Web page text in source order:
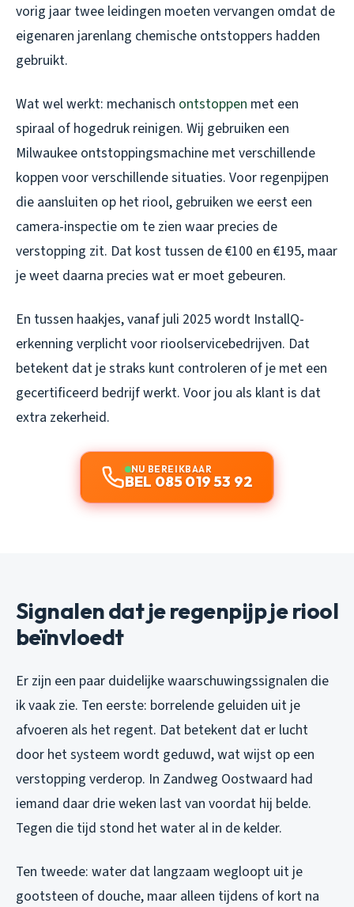
vorig jaar twee leidingen moeten vervangen omdat de
eigenaren jarenlang chemische ontstoppers hadden
gebruikt.
Wat wel werkt: mechanisch ontstoppen met een
spiraal of hogedruk reinigen. Wij gebruiken een
Milwaukee ontstoppingsmachine met verschillende
koppen voor verschillende situaties. Voor regenpijpen
die aansluiten op het riool, gebruiken we eerst een
camera-inspectie om te zien waar precies de
verstopping zit. Dat kost tussen de €100 en €195, maar
je weet daarna precies wat er moet gebeuren.
En tussen haakjes, vanaf juli 2025 wordt InstallQ-
erkenning verplicht voor rioolservicebedrijven. Dat
betekent dat je straks kunt controleren of je met een
gecertificeerd bedrijf werkt. Voor jou als klant is dat
extra zekerheid.
NU BEREIKBAAR
BEL 085 019 53 92
Signalen dat je regenpijp je riool
beïnvloedt
Er zijn een paar duidelijke waarschuwingssignalen die
ik vaak zie. Ten eerste: borrelende geluiden uit je
afvoeren als het regent. Dat betekent dat er lucht
door het systeem wordt geduwd, wat wijst op een
verstopping verderop. In Zandweg Oostwaard had
iemand daar drie weken last van voordat hij belde.
Tegen die tijd stond het water al in de kelder.
Ten tweede: water dat langzaam wegloopt uit je
gootsteen of douche, maar alleen tijdens of kort na